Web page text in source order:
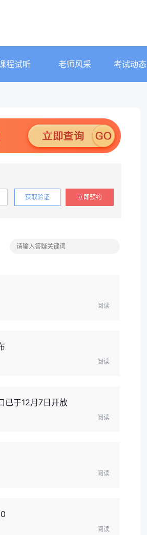
程试听 老师风采 考试动态
获取验证 立即预约
阅读
阅读
已于12月7日开放
阅读
阅读
阅读